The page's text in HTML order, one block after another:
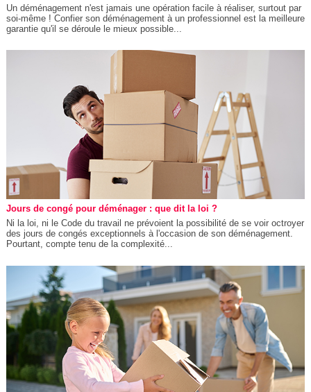
Un déménagement n'est jamais une opération facile à réaliser, surtout par
soi-même ! Confier son déménagement à un professionnel est la meilleure
garantie qu'il se déroule le mieux possible...
Jours de congé pour déménager : que dit la loi ?
Ni la loi, ni le Code du travail ne prévoient la possibilité de se voir octroyer
des jours de congés exceptionnels à l'occasion de son déménagement.
Pourtant, compte tenu de la complexité...